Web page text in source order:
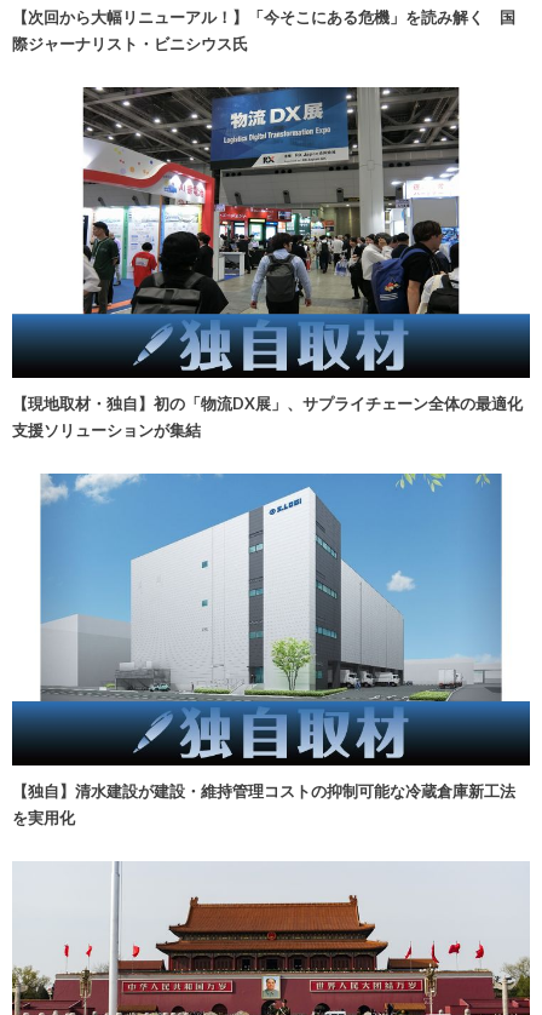
【次回から大幅リニューアル！】「今そこにある危機」を読み解く 国
際ジャーナリスト・ビニシウス氏
【現地取材・独自】初の「物流DX展」、サプライチェーン全体の最適化
支援ソリューションが集結
【独自】清水建設が建設・維持管理コストの抑制可能な冷蔵倉庫新工法
を実用化